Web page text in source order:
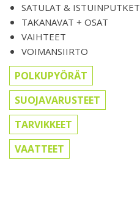
SATULAT & ISTUINPUTKET
TAKANAVAT + OSAT
VAIHTEET
VOIMANSIIRTO
POLKUPYÖRÄT
SUOJAVARUSTEET
TARVIKKEET
VAATTEET